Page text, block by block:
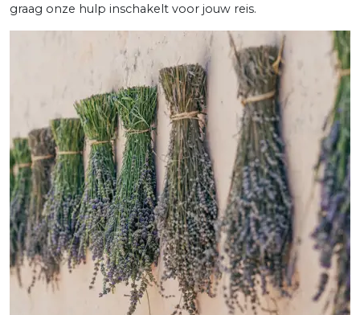
graag onze hulp inschakelt voor jouw reis.